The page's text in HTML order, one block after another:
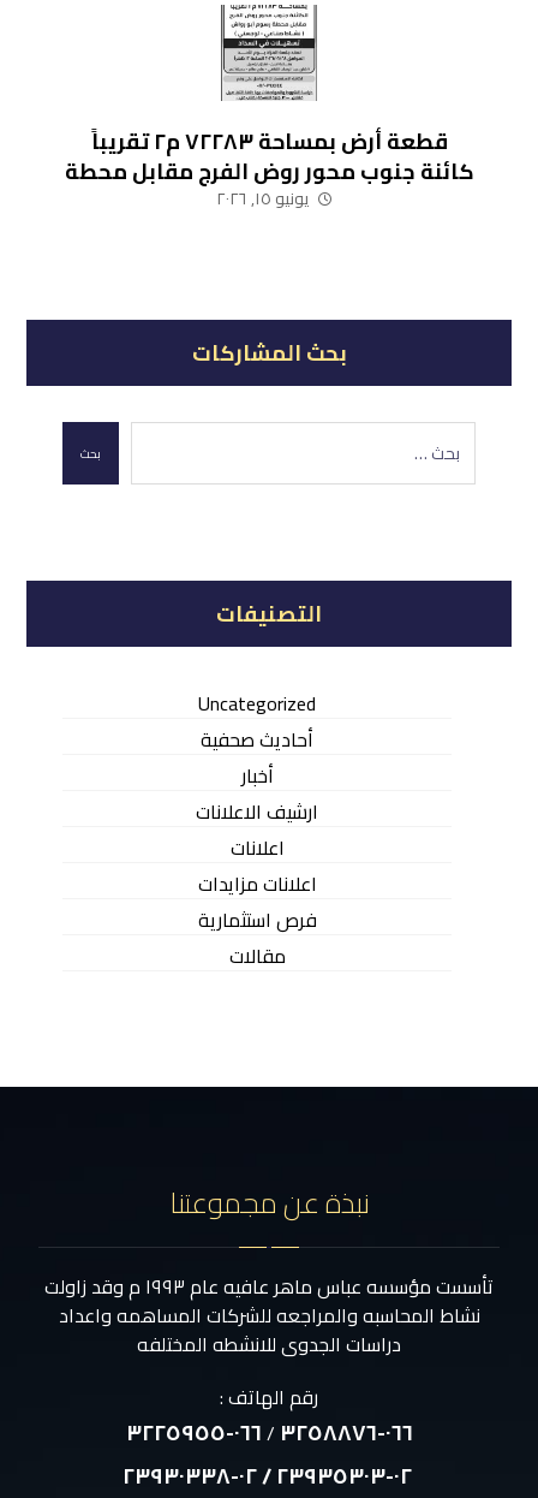
قطعة أرض بمساحة ٧٢٢٨٣ م٢ تقريباً
كائنة جنوب محور روض الفرج مقابل محطة
رسوم أبو رواش (نشاط صناعي – لوجيستي)
يونيو ١٥, ٢٠٢٦
بحث المشاركات
بحث
التصنيفات
Uncategorized
أحاديث صحفية
أخبار
ارشيف الاعلانات
اعلانات
اعلانات مزايدات
فرص استثمارية
مقالات
نبذة عن مجموعتنا
تأسست مؤسسه عباس ماهر عافيه عام ١٩٩٣ م وقد زاولت
نشاط المحاسبه والمراجعه للشركات المساهمه واعداد
دراسات الجدوى للانشطه المختلفه
رقم الهاتف :
٠٦٦-٣٢٥٨٨٧٦ /٠٦٦-٣٢٢٥٩٥٥
٠٢-٢٣٩٣٥٣٠٣ / ٠٢-٢٣٩٣٠٣٣٨